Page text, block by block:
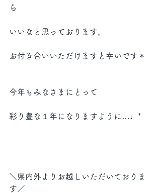
ら
いいなと思っております。
お付き合いいただけますと幸いです＊
今年もみなさまにとって
彩り豊な１年になりますように…♩*
＼県内外よりお越しいただいておりま
す／